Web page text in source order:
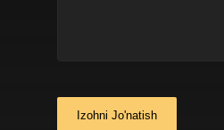
Izohni Jo'natish